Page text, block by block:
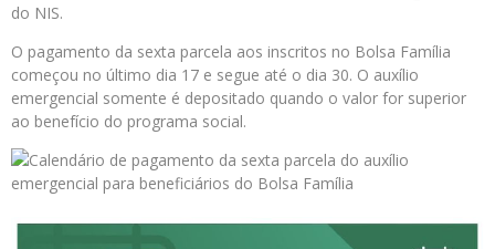
do NIS.
O pagamento da sexta parcela aos inscritos no Bolsa Família
começou no último dia 17 e segue até o dia 30. O auxílio
emergencial somente é depositado quando o valor for superior
ao benefício do programa social.